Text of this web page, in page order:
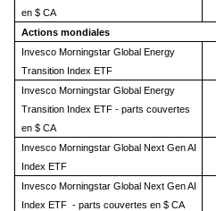
en $ CA
Actions mondiales
Invesco Morningstar Global Energy
Transition Index ETF
Invesco Morningstar Global Energy
Transition Index ETF - parts couvertes
en $ CA
Invesco Morningstar Global Next Gen AI
Index ETF
Invesco Morningstar Global Next Gen AI
Index ETF - parts couvertes en $ CA